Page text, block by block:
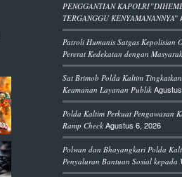
PENGGANTIAN
TERGANGGU KENYAMANANNYA”
Patroli Humanis Satgas Kepolisian
Pererat Kedekatan dengan
Sat Brimob Polda Kaltim
Keamanan Layanan Publik
Polda Kaltim Perkuat Pengawasan
Ramp Check Agustus 6, 2026
Polwan dan Bhayangkari Polda
Penyaluran Bantuan Sosial kepada